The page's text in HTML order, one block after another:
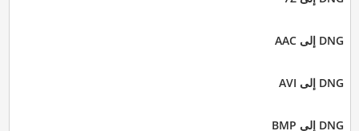
DNG إلى AAC
DNG إلى AVI
DNG إلى BMP